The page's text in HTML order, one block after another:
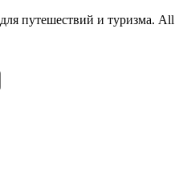
путешествий и туризма. All